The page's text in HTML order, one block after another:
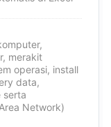
merakit
operasi, install
data,
serta
Network)